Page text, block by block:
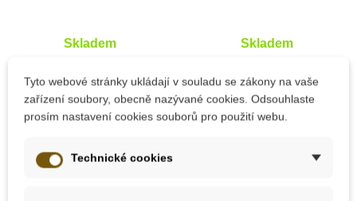
Skladem
PlanToys Rytmický
bubínek
972 Kč 1 080 Kč
Skladem
PlanToys Tahací
medvěd s xylofonem
Tyto webové stránky ukládají v souladu se zákony na vaše
zařízení soubory, obecně nazývané cookies. Odsouhlaste
prosím nastavení cookies souborů pro použití webu.
Technické cookies